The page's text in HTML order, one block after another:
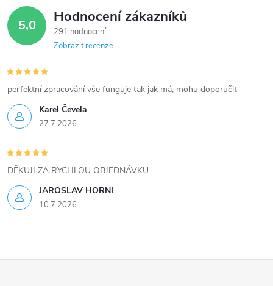
v
ý
p
i
s
u
5,0 Hodnocení zákazníků
291 hodnocení
Zobrazit recenze
Karel Čevela
27.7.2026
perfektní zpracování vše funguje tak jak má, mohu doporučit
JAROSLAV HORNI
10.7.2026
DĚKUJI ZA RYCHLOU OBJEDNÁVKU